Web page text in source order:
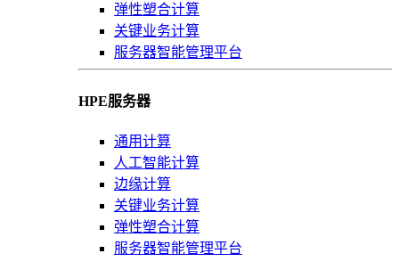
弹性塑合计算
关键业务计算
服务器智能管理平台
HPE服务器
通用计算
人工智能计算
边缘计算
关键业务计算
弹性塑合计算
服务器智能管理平台